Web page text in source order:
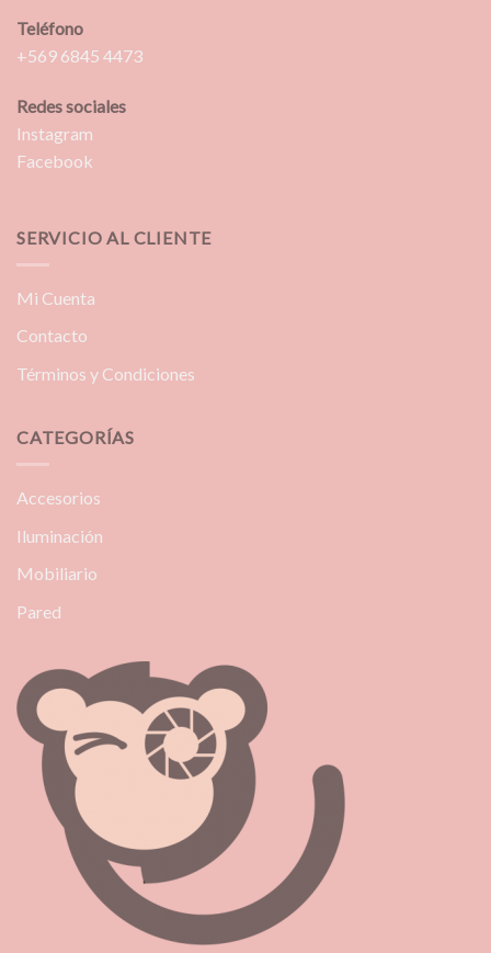
Teléfono
+569 6845 4473
Redes sociales
Instagram
Facebook
SERVICIO AL CLIENTE
Mi Cuenta
Contacto
Términos y Condiciones
CATEGORÍAS
Accesorios
Iluminación
Mobiliario
Pared